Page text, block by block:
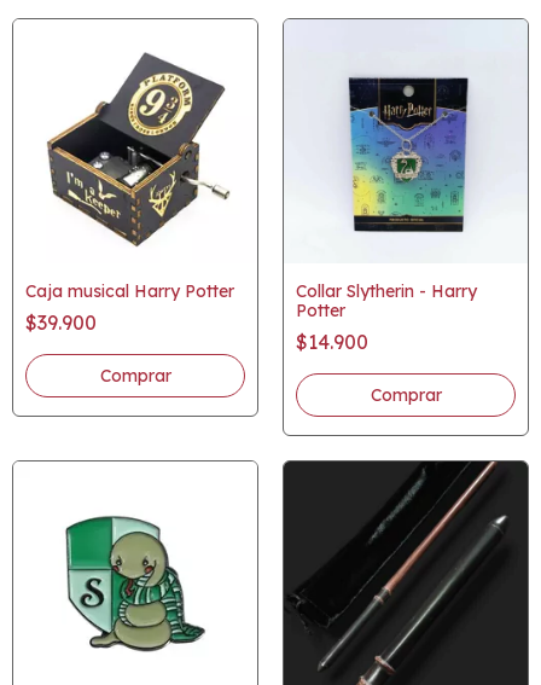
Caja musical Harry Potter
$39.900
Comprar
Collar Slytherin - Harry
Potter
$14.900